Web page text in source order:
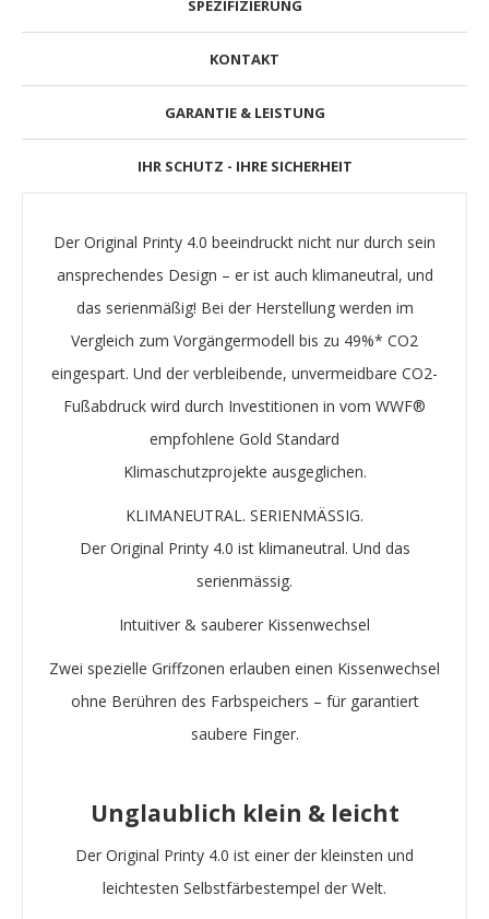
SPEZIFIZIERUNG
KONTAKT
GARANTIE & LEISTUNG
IHR SCHUTZ - IHRE SICHERHEIT
Der Original Printy 4.0 beeindruckt nicht nur durch sein
ansprechendes Design – er ist auch klimaneutral, und
das serienmäßig! Bei der Herstellung werden im
Vergleich zum Vorgängermodell bis zu 49%* CO2
eingespart. Und der verbleibende, unvermeidbare CO2-
Fußabdruck wird durch Investitionen in vom WWF®
empfohlene Gold Standard
Klimaschutzprojekte ausgeglichen.
KLIMANEUTRAL. SERIENMÄSSIG.
Der Original Printy 4.0 ist klimaneutral. Und das
serienmässig.
Intuitiver & sauberer Kissenwechsel
Zwei spezielle Griffzonen erlauben einen Kissenwechsel
ohne Berühren des Farbspeichers – für garantiert
saubere Finger.
Unglaublich klein & leicht
Der Original Printy 4.0 ist einer der kleinsten und
leichtesten Selbstfärbestempel der Welt.